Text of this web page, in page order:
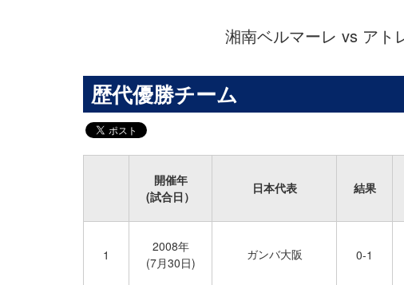
湘南ベルマーレ vs ア
歴代優勝チーム
開催年
(試合日）
日本代表 結果
1
2008年
(7月30日)
ガンバ大阪 0-1